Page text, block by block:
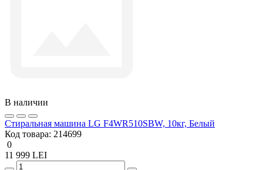
В наличии
Стиральная машина LG F4WR510SBW, 10кг, Белый
Код товара: 214699
0
11 999 LEI